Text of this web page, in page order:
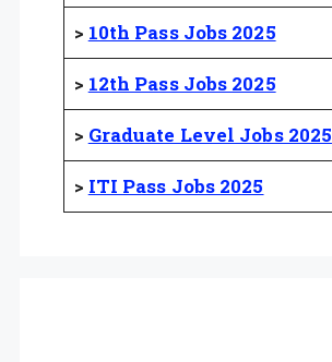
> 10th Pass Jobs 2025
> 12th Pass Jobs 2025
> Graduate Level Jobs 2025
> ITI Pass Jobs 2025